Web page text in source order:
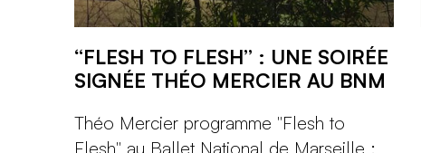
“FLESH TO FLESH” : UNE SOIRÉE
SIGNÉE THÉO MERCIER AU BNM
Théo Mercier programme "Flesh to
Flesh" au Ballet National de Marseille :